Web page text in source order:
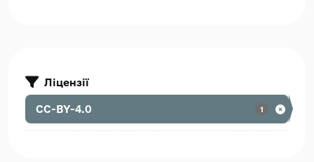
Ліцензії
CC-BY-4.0 1